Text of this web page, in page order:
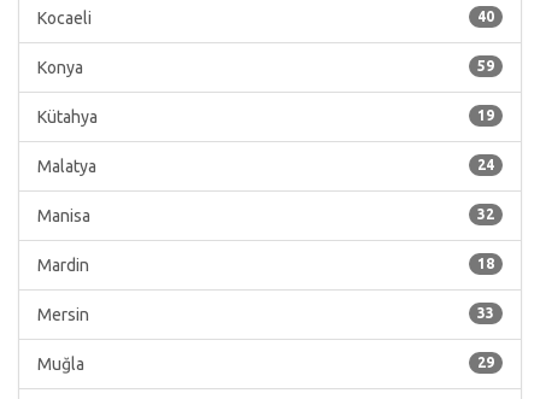
40
Kocaeli
59
Konya
19
Kütahya
24
Malatya
32
Manisa
18
Mardin
33
Mersin
29
Muğla